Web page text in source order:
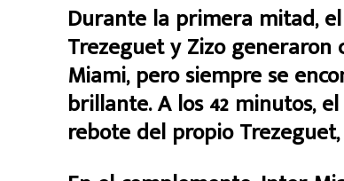
Durante la primera mitad,
Trezeguet y Zizo
Miami, pero siempre se
brillante. A los 42 minutos,
rebote del propio